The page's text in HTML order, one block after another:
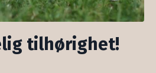
tilhørighet!